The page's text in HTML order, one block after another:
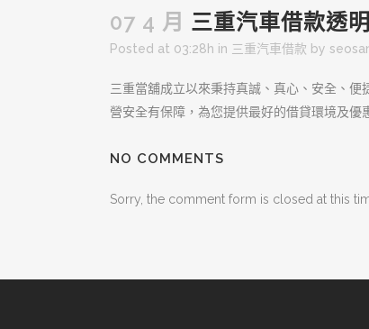
07 4 月 三重汽車借款透
Posted at 03:28h in 三重汽車借款 by
三重當舖成立以來秉持真誠、真心、安全、
營安全有保障，為您提供最好的借貸環境及優
NO COMMENTS
Sorry, the comment form is closed at this